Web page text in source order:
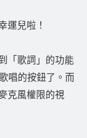
運兒啦！
「歌詞」的功能
唱的按鈕了。而
克風權限的視